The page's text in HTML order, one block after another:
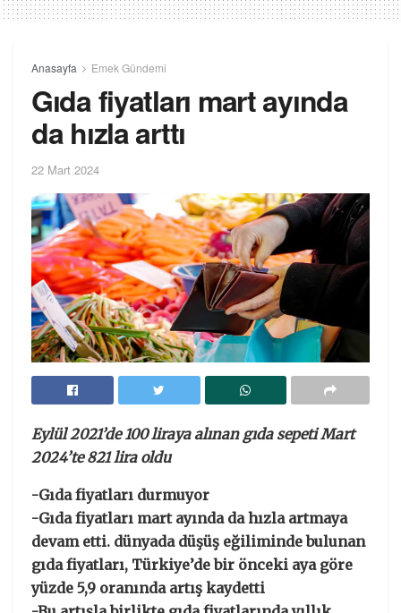
Anasayfa Emek Gündemi
Gıda fiyatları mart ayında
da hızla arttı
22 Mart 2024
Eylül 2021’de 100 liraya alınan gıda sepeti Mart
2024’te 821 lira oldu
-Gıda fiyatları durmuyor
-Gıda fiyatları mart ayında da hızla artmaya
devam etti. dünyada düşüş eğiliminde bulunan
gıda fiyatları, Türkiye’de bir önceki aya göre
yüzde 5,9 oranında artış kaydetti